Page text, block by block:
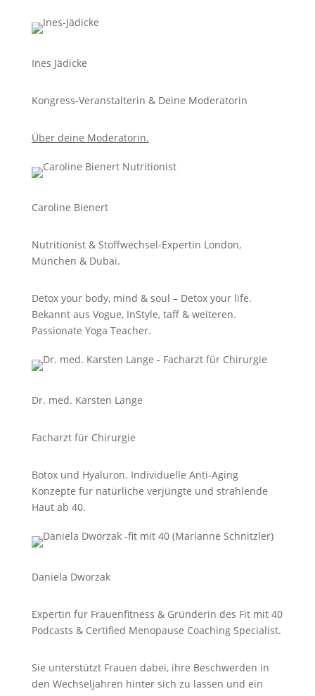
Ines Jädicke
Kongress-Veranstalterin & Deine Moderatorin
Über deine Moderatorin.
Caroline Bienert
Nutritionist & Stoffwechsel-Expertin London,
München & Dubai.
Detox your body, mind & soul – Detox your life.
Bekannt aus Vogue, InStyle, taff & weiteren.
Passionate Yoga Teacher.
Dr. med. Karsten Lange
Facharzt für Chirurgie
Botox und Hyaluron. Individuelle Anti-Aging
Konzepte für natürliche verjüngte und strahlende
Haut ab 40.
Daniela Dworzak
Expertin für Frauenfitness & Gründerin des Fit mit 40
Podcasts & Certified Menopause Coaching Specialist.
Sie unterstützt Frauen dabei, ihre Beschwerden in
den Wechseljahren hinter sich zu lassen und ein